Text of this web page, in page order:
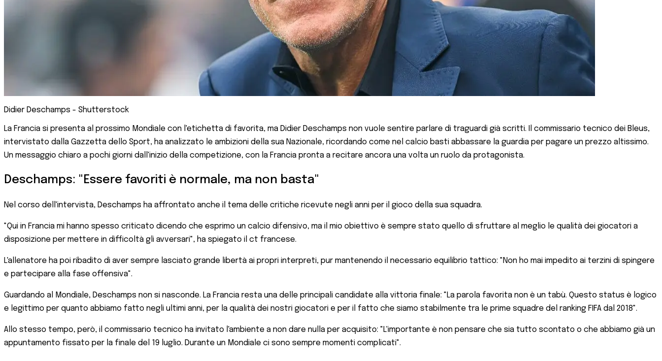
Didier Deschamps - Shutterstock
La Francia si presenta al prossimo Mondiale con l'etichetta di favorita, ma Didier Deschamps non vuole sentire parlare di traguardi già scritti. Il commissario tecnico dei Bleus,
intervistato dalla Gazzetta dello Sport, ha analizzato le ambizioni della sua Nazionale, ricordando come nel calcio basti abbassare la guardia per pagare un prezzo altissimo.
Un messaggio chiaro a pochi giorni dall'inizio della competizione, con la Francia pronta a recitare ancora una volta un ruolo da protagonista.
Deschamps: "Essere favoriti è normale, ma non basta"
Nel corso dell'intervista, Deschamps ha affrontato anche il tema delle critiche ricevute negli anni per il gioco della sua squadra.
"Qui in Francia mi hanno spesso criticato dicendo che esprimo un calcio difensivo, ma il mio obiettivo è sempre stato quello di sfruttare al meglio le qualità dei giocatori a
disposizione per mettere in difficoltà gli avversari", ha spiegato il ct francese.
L'allenatore ha poi ribadito di aver sempre lasciato grande libertà ai propri interpreti, pur mantenendo il necessario equilibrio tattico: "Non ho mai impedito ai terzini di spingere
e partecipare alla fase offensiva".
Guardando al Mondiale, Deschamps non si nasconde. La Francia resta una delle principali candidate alla vittoria finale: "La parola favorita non è un tabù. Questo status è logico
e legittimo per quanto abbiamo fatto negli ultimi anni, per la qualità dei nostri giocatori e per il fatto che siamo stabilmente tra le prime squadre del ranking FIFA dal 2018".
Allo stesso tempo, però, il commissario tecnico ha invitato l'ambiente a non dare nulla per acquisito: "L'importante è non pensare che sia tutto scontato o che abbiamo già un
appuntamento fissato per la finale del 19 luglio. Durante un Mondiale ci sono sempre momenti complicati".